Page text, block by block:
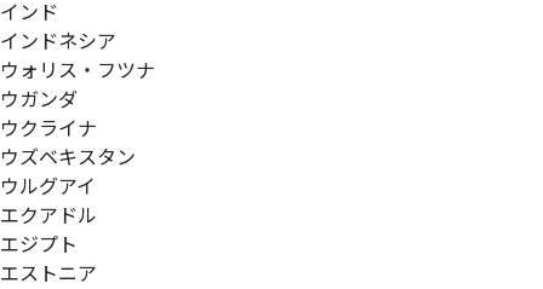
インド
インドネシア
ウォリス・フツナ
ウガンダ
ウクライナ
ウズベキスタン
ウルグアイ
エクアドル
エジプト
エストニア